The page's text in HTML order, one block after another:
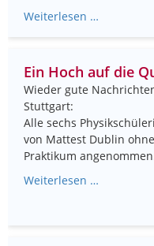
Weiterlesen …
Ein Hoch auf die
Wieder gute
Stuttgart:
Alle sechs
von Mattest Dublin
Praktikum
Weiterlesen …